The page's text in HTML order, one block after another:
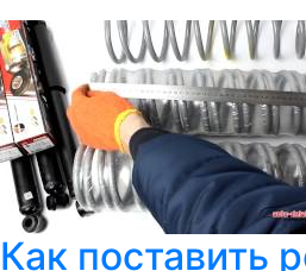
Как поставить